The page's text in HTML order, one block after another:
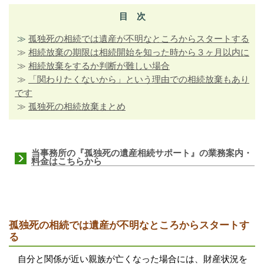
目 次
≫ 孤独死の相続では遺産が不明なところからスタートする
≫ 相続放棄の期限は相続開始を知った時から３ヶ月以内に
≫ 相続放棄をするか判断が難しい場合
≫
「関わりたくないから」という理由での相続放棄もあり
です
≫ 孤独死の相続放棄まとめ
当事務所の『孤独死の遺産相続サポート』の業務案内・
料金はこちらから
孤独死の相続では遺産が不明なところからスタートす
る
自分と関係が近い親族が亡くなった場合には、財産状況を